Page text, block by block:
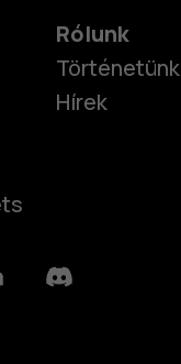
Rólunk
Történetünk
Hírek
Discord